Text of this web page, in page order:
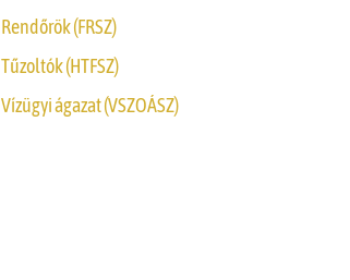
Rendőrök (FRSZ)
Tűzoltók (HTFSZ)
Vízügyi ágazat (VSZOÁSZ)